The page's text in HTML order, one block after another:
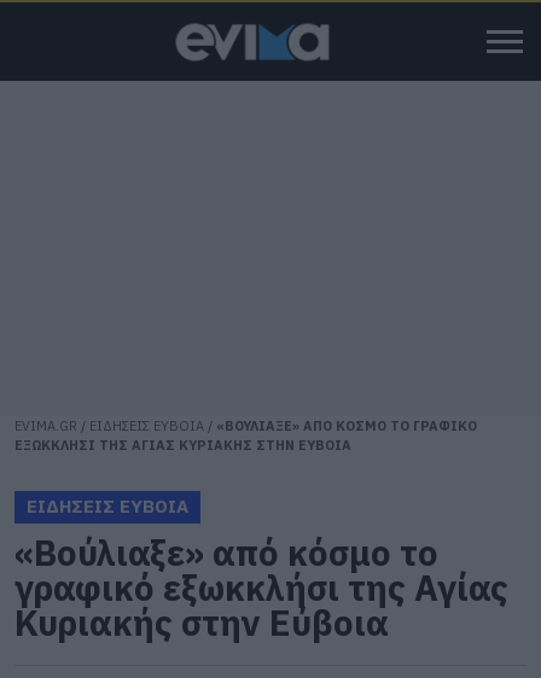
EVIMA.GR / ΕΙΔΗΣΕΙΣ ΕΥΒΟΙΑ / «ΒΟΥΛΙΑΞΕ» ΑΠΟ ΚΟΣΜΟ ΤΟ ΓΡΑΦΙΚΟ
ΕΞΩΚΚΛΗΣΙ ΤΗΣ ΑΓΙΑΣ ΚΥΡΙΑΚΗΣ ΣΤΗΝ ΕΥΒΟΙΑ
ΕΙΔΗΣΕΙΣ ΕΥΒΟΙΑ
«Βούλιαξε» από κόσμο το
γραφικό εξωκκλήσι της Αγίας
Κυριακής στην Εύβοια